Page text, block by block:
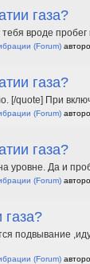
газа?
вроде
(Forum)
газа?
[/quote] При
(Forum)
газа?
уровне. Да и
(Forum)
подвывание
(Forum)